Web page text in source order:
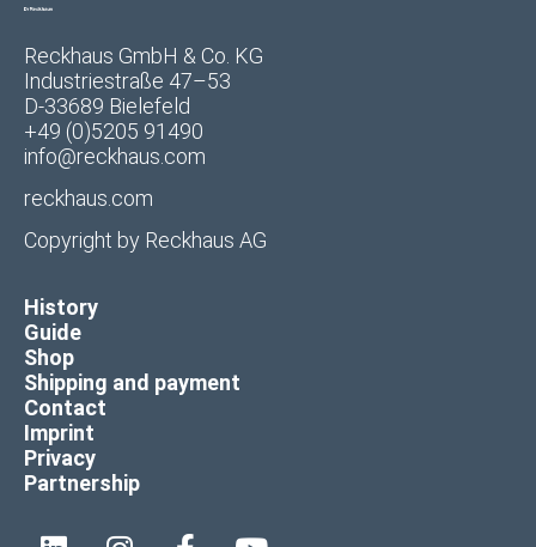
Reckhaus GmbH & Co. KG
Industriestraße 47–53
D-33689 Bielefeld
+49 (0)5205 91490
info@reckhaus.com
reckhaus.com
Copyright by Reckhaus AG
History
Guide
Shop
Shipping and payment
Contact
Imprint
Privacy
Partnership